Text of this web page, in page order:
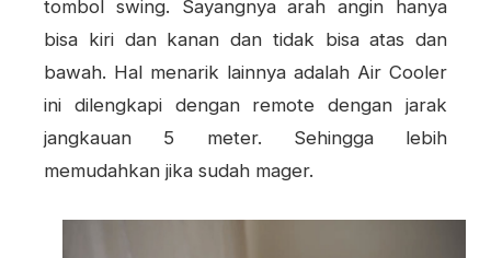
tombol swing. Sayangnya arah angin hanya
bisa kiri dan kanan dan tidak bisa atas dan
bawah. Hal menarik lainnya adalah Air Cooler
ini dilengkapi dengan remote dengan jarak
jangkauan 5 meter. Sehingga lebih
memudahkan jika sudah mager.